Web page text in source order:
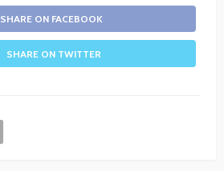
SHARE ON FACEBOOK
SHARE ON TWITTER